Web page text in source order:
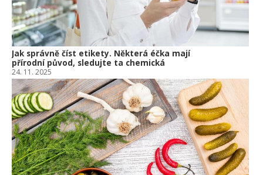
Jak správně číst etikety. Některá éčka mají
přírodní původ, sledujte ta chemická
24. 11. 2025